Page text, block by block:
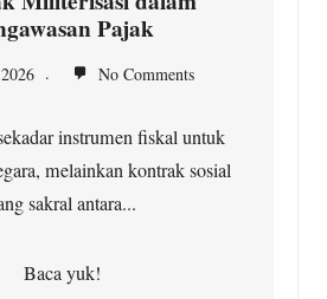
Pajak
No Comments
instrumen fiskal untuk
melainkan kontrak sosial
sakral antara...
Baca yuk!